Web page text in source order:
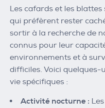
Les cafards et les
qui préfèrent rester
sortir à la recherche de
connus pour leur
environnements et à
difficiles. Voici quelques-
vie spécifiques :
Activité nocturne :